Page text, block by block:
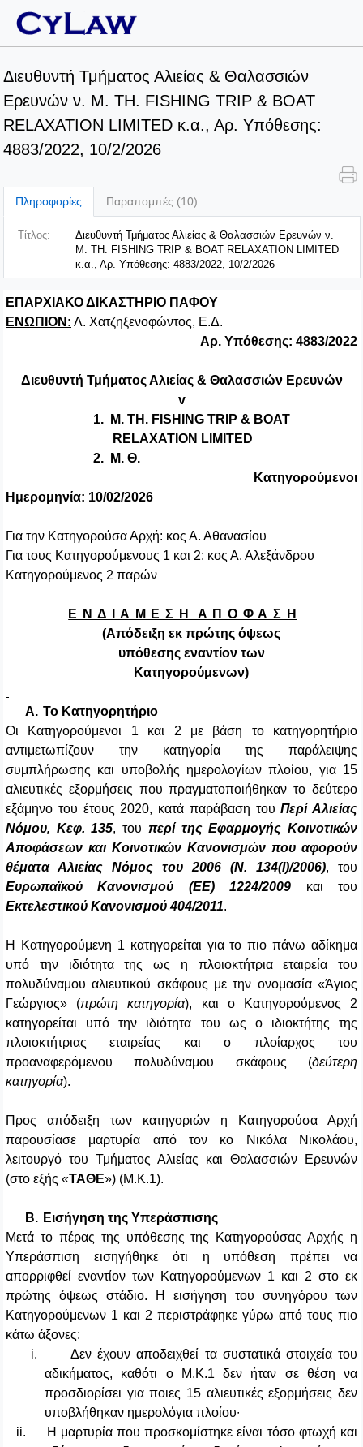
Διευθυντή Τμήματος Αλιείας & Θαλασσιών
Ερευνών ν. M. TH. FISHING TRIP & BOAT
RELAXATION LIMITED κ.α., Αρ. Υπόθεσης:
4883/2022, 10/2/2026
Πληροφορίες Παραπομπές (10)
Τίτλος:
Διευθυντή Τμήματος Αλιείας & Θαλασσιών Ερευνών ν.
M. TH. FISHING TRIP & BOAT RELAXATION LIMITED
κ.α., Αρ. Υπόθεσης: 4883/2022, 10/2/2026
ΕΠΑΡΧΙΑΚΟ ΔΙΚΑΣΤΗΡΙΟ ΠΑΦΟΥ
ΕΝΩΠΙΟΝ: Λ. Χατζηξενοφώντος, Ε.Δ.
Αρ. Υπόθεσης: 4883/2022
Διευθυντή Τμήματος Αλιείας & Θαλασσιών Ερευνών
v
1.
M. TH. FISHING TRIP & BOAT
RELAXATION LIMITED
2.
Μ. Θ.
Κατηγορούμενοι
Ημερομηνία: 10/02/2026
Για την Κατηγορούσα Αρχή: κος Α. Αθανασίου
Για τους Κατηγορούμενους 1 και 2: κος Α. Αλεξάνδρου
Κατηγορούμενος 2 παρών
Ε Ν Δ Ι Α Μ Ε Σ Η Α Π Ο Φ Α Σ Η
(Απόδειξη εκ πρώτης όψεως
υπόθεσης εναντίον των
Κατηγορούμενων)
Α. Το Κατηγορητήριο
Οι Κατηγορούμενοι 1 και 2 με βάση το κατηγορητήριο
αντιμετωπίζουν την κατηγορία της παράλειψης
συμπλήρωσης και υποβολής ημερολογίων πλοίου, για 15
αλιευτικές εξορμήσεις που πραγματοποιήθηκαν το δεύτερο
εξάμηνο του έτους 2020, κατά παράβαση τουΠερί Αλιείας
Νόμου, Κεφ. 135, του περί της Εφαρμογής Κοινοτικών
Αποφάσεων και Κοινοτικών Κανονισμών που αφορούν
θέματα Αλιείας Νόμος του 2006 (Ν. 134(I)/2006), του
Ευρωπαϊκού
Κανονισμού (ΕΕ) 1224/2009 και του
Εκτελεστικού Κανονισμού 404/2011.
Η Κατηγορούμενη 1 κατηγορείται για το πιο πάνω αδίκημα
υπό την ιδιότητα της ως η πλοιοκτήτρια εταιρεία του
πολυδύναμου αλιευτικού σκάφους με την ονομασία «Άγιος
Γεώργιος» (πρώτη κατηγορία), και ο Κατηγορούμενος 2
κατηγορείται υπό την ιδιότητα του ως ο ιδιοκτήτης της
πλοιοκτήτριας εταιρείας και ο πλοίαρχος του
προαναφερόμενου πολυδύναμου σκάφους (δεύτερη
κατηγορία).
Προς απόδειξη των κατηγοριών η Κατηγορούσα Αρχή
παρουσίασε μαρτυρία από τον κο Νικόλα Νικολάου,
λειτουργό του Τμήματος Αλιείας και Θαλασσιών Ερευνών
(στο εξής «ΤΑΘΕ») (Μ.Κ.1).
Β. Εισήγηση της Υπεράσπισης
Μετά το πέρας της υπόθεσηςτης Κατηγορούσας Αρχής η
Υπεράσπιση εισηγήθηκεότι η υπόθεση πρέπει να
απορριφθεί εναντίον των Κατηγορούμενων 1 και 2 στο εκ
πρώτης όψεως στάδιο.
Η εισήγηση του συνηγόρου των
Κατηγορούμενων 1 και 2 περιστράφηκε γύρω από τους πιο
κάτω άξονες:
i.
Δεν έχουν αποδειχθεί τα συστατικά στοιχεία του
αδικήματος, καθότι ο Μ.Κ.1 δεν ήταν σε θέση να
προσδιορίσει για ποιες 15 αλιευτικές εξορμήσεις δεν
υποβλήθηκαν ημερολόγια πλοίου∙
ii.
Η μαρτυρία που προσκομίστηκε είναι τόσο φτωχή και